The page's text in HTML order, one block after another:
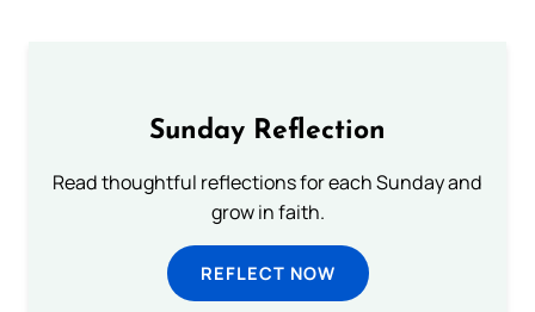
Sunday Reflection
Read thoughtful reflections for each Sunday and
grow in faith.
REFLECT NOW